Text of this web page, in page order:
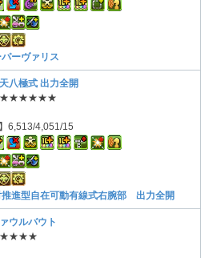
パーヴァリス
八極式 出力全開
6,513/4,051/15
推進型自在可動有線式右腕部 出力全開
ウルバウト